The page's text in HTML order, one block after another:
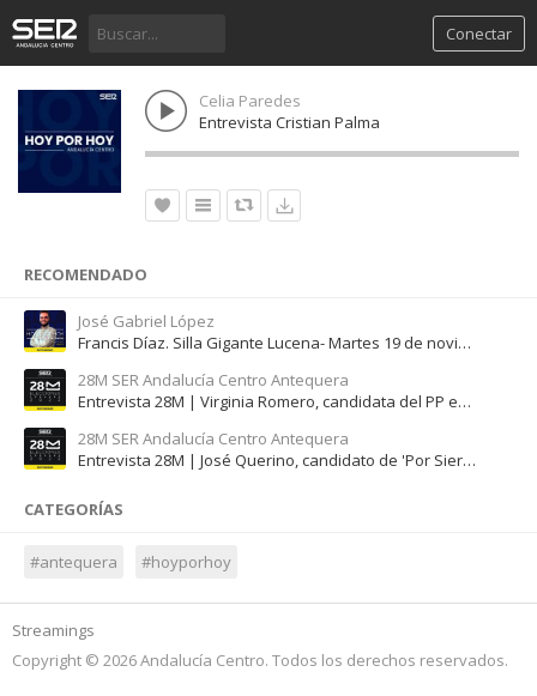
Conectar
Celia Paredes
Entrevista Cristian Palma
RECOMENDADO
José Gabriel López
Francis Díaz. Silla Gigante Lucena- Martes 19 de noviembre
28M SER Andalucía Centro Antequera
Entrevista 28M | Virginia Romero, candidata del PP en Valle de Abdalajís
28M SER Andalucía Centro Antequera
Entrevista 28M | José Querino, candidato de 'Por Sierra de Yeguas'
CATEGORÍAS
#antequera #hoyporhoy
Streamings
Copyright © 2026 Andalucía Centro. Todos los derechos reservados.